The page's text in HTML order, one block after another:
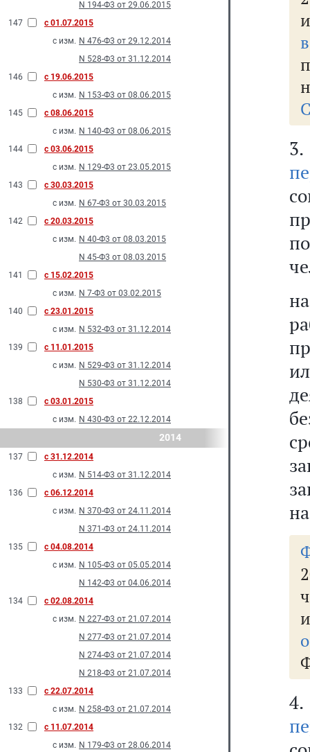
N 194-Ф3 от 29.06.2015
147
с 01.07.2015
с изм. N 476-Ф3 от 29.12.2014
N 528-Ф3 от 31.12.2014
146
с 19.06.2015
с изм. N 153-Ф3 от 08.06.2015
145
с 08.06.2015
с изм. N 140-Ф3 от 08.06.2015
144
с 03.06.2015
с изм. N 129-Ф3 от 23.05.2015
143
с 30.03.2015
с изм. N 67-Ф3 от 30.03.2015
142
с 20.03.2015
с изм. N 40-Ф3 от 08.03.2015
N 45-Ф3 от 08.03.2015
141
с 15.02.2015
с изм. N 7-Ф3 от 03.02.2015
140
с 23.01.2015
с изм. N 532-Ф3 от 31.12.2014
139
с 11.01.2015
с изм. N 529-Ф3 от 31.12.2014
N 530-Ф3 от 31.12.2014
138
с 03.01.2015
с изм. N 430-Ф3 от 22.12.2014
2014
137
с 31.12.2014
с изм. N 514-Ф3 от 31.12.2014
136
с 06.12.2014
с изм. N 370-Ф3 от 24.11.2014
N 371-Ф3 от 24.11.2014
135
с 04.08.2014
с изм. N 105-Ф3 от 05.05.2014
N 142-Ф3 от 04.06.2014
134
с 02.08.2014
с изм. N 227-Ф3 от 21.07.2014
N 277-Ф3 от 21.07.2014
N 274-Ф3 от 21.07.2014
N 218-Ф3 от 21.07.2014
133
с 22.07.2014
с изм. N 258-Ф3 от 21.07.2014
132
с 11.07.2014
с изм. N 179-Ф3 от 28.06.2014